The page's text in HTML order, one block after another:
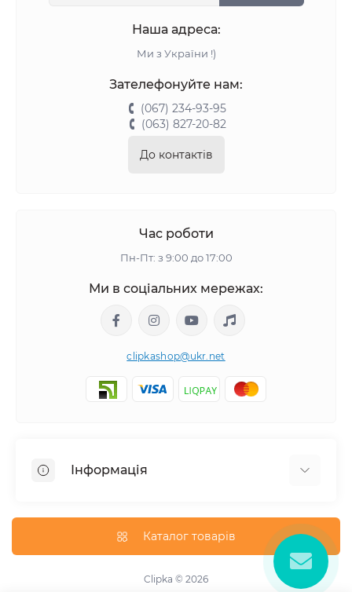
Наша адреса:
Ми з України !)
Зателефонуйте нам:
(067) 234-93-95
(063) 827-20-82
До контактів
Час роботи
Пн-Пт: з 9:00 до 17:00
Ми в соціальних мережах:
clipkashop@ukr.net
Інформація
Контакти
Каталог товарів
Clipka © 2026